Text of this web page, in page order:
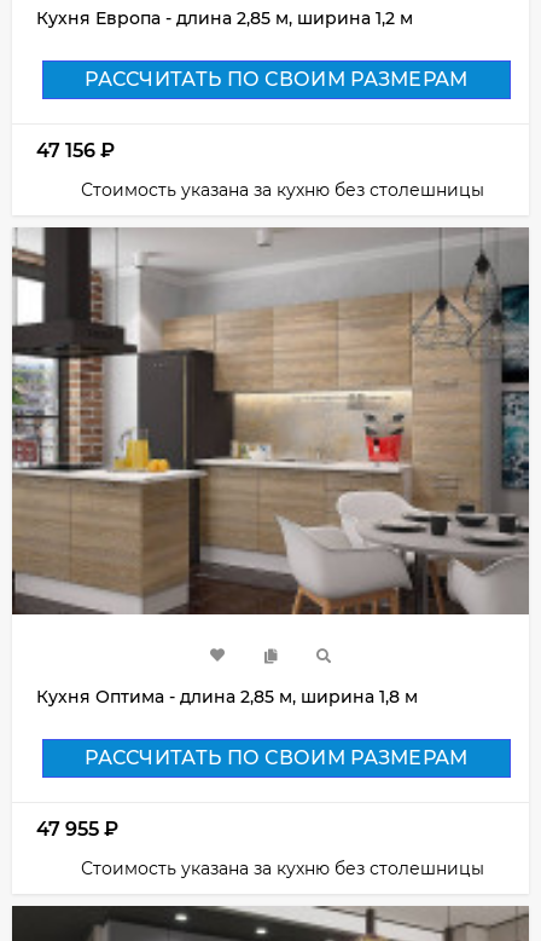
Кухня Европа - длина 2,85 м, ширина 1,2 м
РАССЧИТАТЬ ПО СВОИМ РАЗМЕРАМ
47 156 ₽
Стоимость указана за кухню без столешницы
Кухня Оптима - длина 2,85 м, ширина 1,8 м
РАССЧИТАТЬ ПО СВОИМ РАЗМЕРАМ
47 955 ₽
Стоимость указана за кухню без столешницы